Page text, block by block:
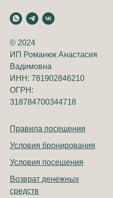
© 2024
ИП Романюк Анастасия
Вадимовна
ИНН: 781902846210
ОГРН:
318784700344718
Правила посещения
Условия бронирования
Условия посещения
Возврат денежных
средств